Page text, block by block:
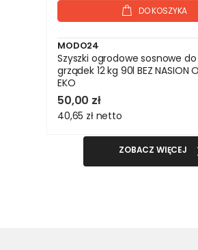
DO KOSZYKA
MODO24
Szyszki ogrodowe sosnowe
grządek 12 kg 90l BEZ NASION
EKO
50,00 zł
40,65 zł netto
ZOBACZ WIĘCEJ